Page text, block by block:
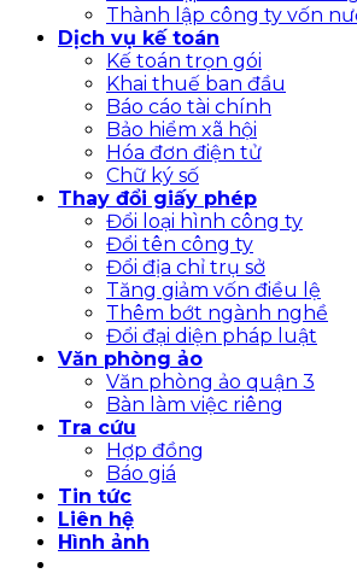
Thành lập công ty vốn
Dịch vụ kế toán
Kế toán trọn gói
Khai thuế ban đầu
Báo cáo tài chính
Bảo hiểm xã hội
Hóa đơn điện tử
Chữ ký số
Thay đổi giấy phép
Đổi loại hình công ty
Đổi tên công ty
Đổi địa chỉ trụ sở
Tăng giảm vốn điều lệ
Thêm bớt ngành nghề
Đổi đại diện pháp luật
Văn phòng ảo
Văn phòng ảo quận 3
Bàn làm việc riêng
Tra cứu
Hợp đồng
Báo giá
Tin tức
Liên hệ
Hình ảnh